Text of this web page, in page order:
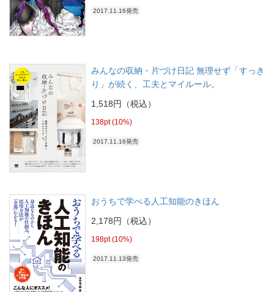
2017.11.16発売
みんなの収納・片づけ日記 無理せず「すっき
り」が続く、工夫とマイルール。
1,518円（税込）
138pt (10%)
2017.11.16発売
おうちで学べる人工知能のきほん
2,178円（税込）
198pt (10%)
2017.11.13発売